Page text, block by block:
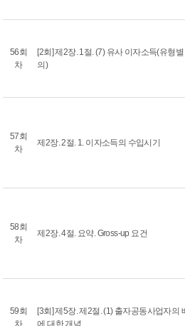
56회
차
[2회] 제2장. 1절. (7) 유사 이자소득(유형
의)
57회
차
제2장. 2절. 1. 이자소득의 수입시기
58회
차
제2장. 4절. 요약. Gross-up 요건
59회
[3회] 제5장. 제2절. (1) 출자공동사업자의